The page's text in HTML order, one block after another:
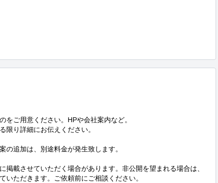
ご用意ください。HPや会社案内など。
限り詳細にお伝えください。
追加は、別途料金が発生致します。
載させていただく場合があります。非公開を望まれる場合は、
いただきます。ご依頼前にご相談ください。